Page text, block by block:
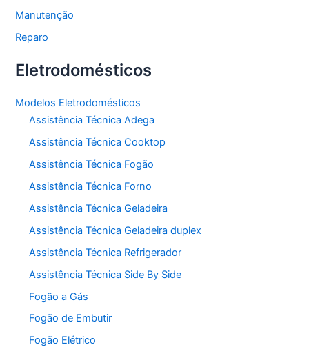
Manutenção
Reparo
Eletrodomésticos
Modelos Eletrodomésticos
Assistência Técnica Adega
Assistência Técnica Cooktop
Assistência Técnica Fogão
Assistência Técnica Forno
Assistência Técnica Geladeira
Assistência Técnica Geladeira duplex
Assistência Técnica Refrigerador
Assistência Técnica Side By Side
Fogão a Gás
Fogão de Embutir
Fogão Elétrico